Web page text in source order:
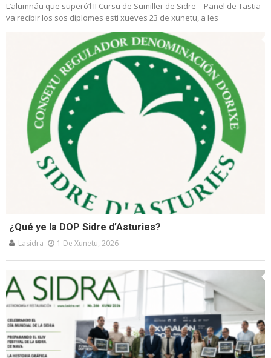
L’alumnáu que superó’l II Cursu de Sumiller de Sidre – Panel de Tastia
va recibir los sos diplomes esti xueves 23 de xunetu, a les
¿Qué ye la DOP Sidre d’Asturies?
Lasidra 1 De Xunetu, 2026